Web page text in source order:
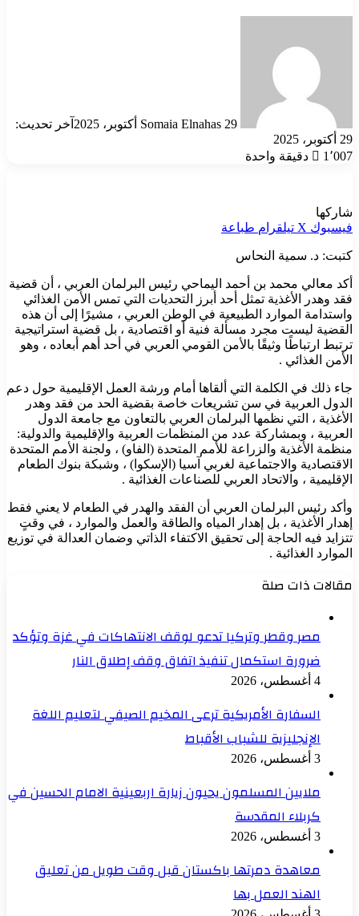
Somaia Elnahas 29 أكتوبر، 2025
آخر تحديث:
29 أكتوبر، 2025
1٬007
دقيقة واحدة
شاركها
فيسبوك ‫X تيلقرام طباعة
كتبت: د. سمية النحاس
أكد معالي محمد بن أحمد اليماحي رئيس البرلمان العربي ، أن قضية
فقد وهدر الأغذية تمثل أحد أبرز التحديات التي تمس الأمن الغذائي
واستدامة الموارد الطبيعية في الوطن العربي ، مشيرًا إلى أن هذه
القضية ليست مجرد مسألة فنية أو اقتصادية ، بل قضية استراتيجية
ترتبط ارتباطًا وثيقًا بالأمن القومي العربي في أحد أهم أبعاده ، وهو
الأمن الغذائي .
جاء ذلك في الكلمة التي ألقاها أمام ورشة العمل الإقليمية حول دعم
الدول العربية في سن تشريعات خاصة بقضية الحد من فقد وهدر
الأغذية ، التي نظمها البرلمان العربي بالتعاون مع جامعة الدول
العربية ، وبمشاركة عدد من المنظمات العربية والإقليمية والدولية:
منظمة الأغذية والزراعة للأمم المتحدة (الفاو) ، ولجنة الأمم المتحدة
الاقتصادية والاجتماعية لغربي آسيا (الإسكوا) ، وشبكة بنوك الطعام
الإقليمية ، والاتحاد العربي للصناعات الغذائية .
وأكد رئيس البرلمان العربي أن الفقد والهدر في الطعام لا يعني فقط
إهدار الأغذية ، بل إهدار المياه والطاقة والعمل والموارد ، في وقتٍ
تتزايد فيه الحاجة إلى تحقيق الاكتفاء الذاتي وضمان العدالة في توزيع
الموارد الغذائية .
مقالات ذات صلة
مصر وقطر وتركيا تدعو لوقف الانتهاكات في غزة وتؤكد
ضرورة استكمال تنفيذ اتفاق وقف إطلاق النار
4 أغسطس، 2026
السفارة الأمريكية ترعى المخيم الصيفي لتعليم اللغة
الإنجليزية للشباب الأقباط
3 أغسطس، 2026
ملايين المسلمون يحيون زيارة اربعينية الامام الحسين في
كربلاء المقدسة
3 أغسطس، 2026
معاهدة دمرتها باكستان قبل وقت طويل من تعليق
الهند العمل بها